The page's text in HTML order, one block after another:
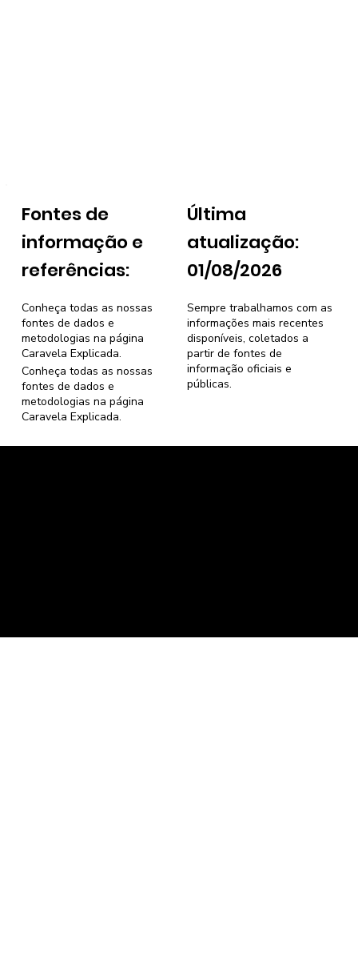
Fontes de
informação e
referências:
Última
atualização:
01/08/2026
Sempre trabalhamos com as
informações mais recentes
disponíveis, coletados a
partir de fontes de
informação oficiais e
públicas.
Conheça todas as nossas
fontes de dados e
metodologias na página
Caravela Explicada.
Conheça todas as nossas
fontes de dados e
metodologias na página
Caravela Explicada.